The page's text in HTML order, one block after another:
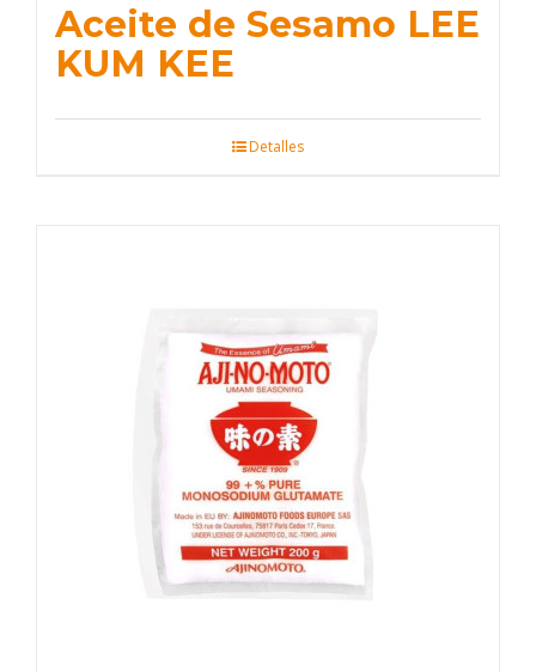
Aceite de Sesamo LEE
KUM KEE
Detalles